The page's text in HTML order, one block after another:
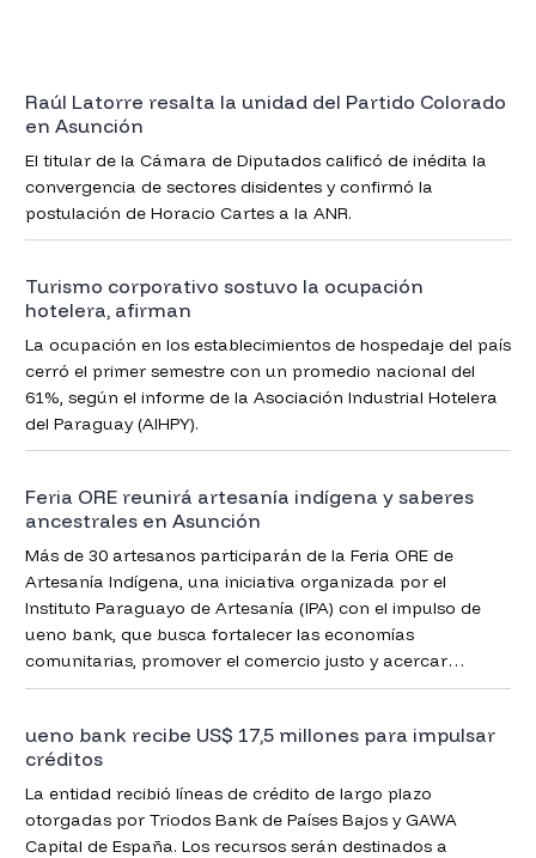
Raúl Latorre resalta la unidad del Partido Colorado
en Asunción
El titular de la Cámara de Diputados calificó de inédita la
convergencia de sectores disidentes y confirmó la
postulación de Horacio Cartes a la ANR.
Turismo corporativo sostuvo la ocupación
hotelera, afirman
La ocupación en los establecimientos de hospedaje del país
cerró el primer semestre con un promedio nacional del
61%, según el informe de la Asociación Industrial Hotelera
del Paraguay (AIHPY).
Feria ORE reunirá artesanía indígena y saberes
ancestrales en Asunción
Más de 30 artesanos participarán de la Feria ORE de
Artesanía Indígena, una iniciativa organizada por el
Instituto Paraguayo de Artesanía (IPA) con el impulso de
ueno bank, que busca fortalecer las economías
comunitarias, promover el comercio justo y acercar
herramientas de inclusión financiera.
ueno bank recibe US$ 17,5 millones para impulsar
créditos
La entidad recibió líneas de crédito de largo plazo
otorgadas por Triodos Bank de Países Bajos y GAWA
Capital de España. Los recursos serán destinados a